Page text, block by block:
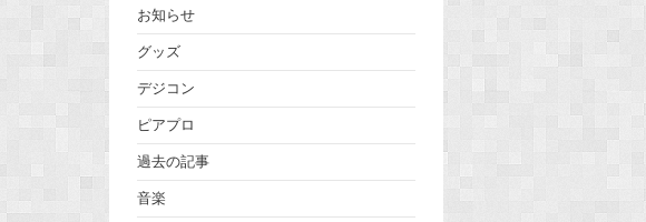
お知らせ
グッズ
デジコン
ピアプロ
過去の記事
音楽